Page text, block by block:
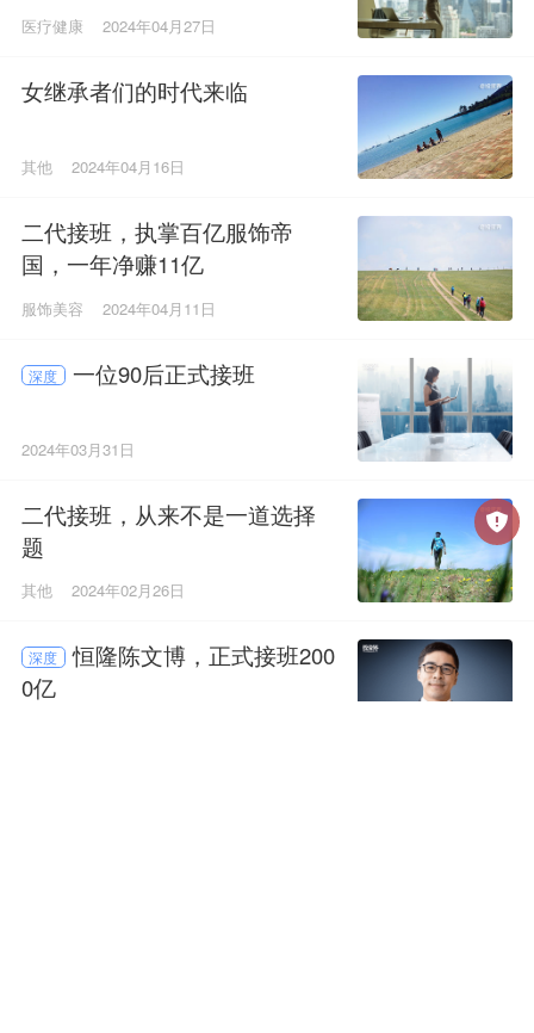
医疗健康 2024年04月27日
女继承者们的时代来临
其他 2024年04月16日
二代接班，执掌百亿服饰帝
国，一年净赚11亿
服饰美容 2024年04月11日
深度 一位90后正式接班
2024年03月31日
二代接班，从来不是一道选择
题
其他 2024年02月26日
深度
恒隆陈文博，正式接班200
0亿